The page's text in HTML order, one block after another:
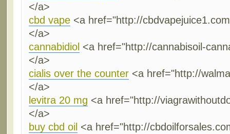
</a>
cbd vape<a href="http://
</a>
cannabidiol <a href="http://cannabisoil-
</a>
cialis over the counter<a href="http://
</a>
levitra 20 mg <a href="http://
</a>
buy cbd oil <a href="http://